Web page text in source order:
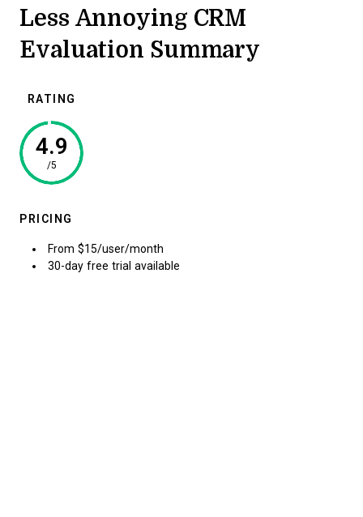
Less Annoying CRM
Evaluation Summary
RATING
4.9
/5
PRICING
From $15/user/month
30-day free trial available